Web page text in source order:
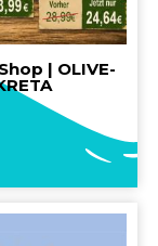
| OLIVE-